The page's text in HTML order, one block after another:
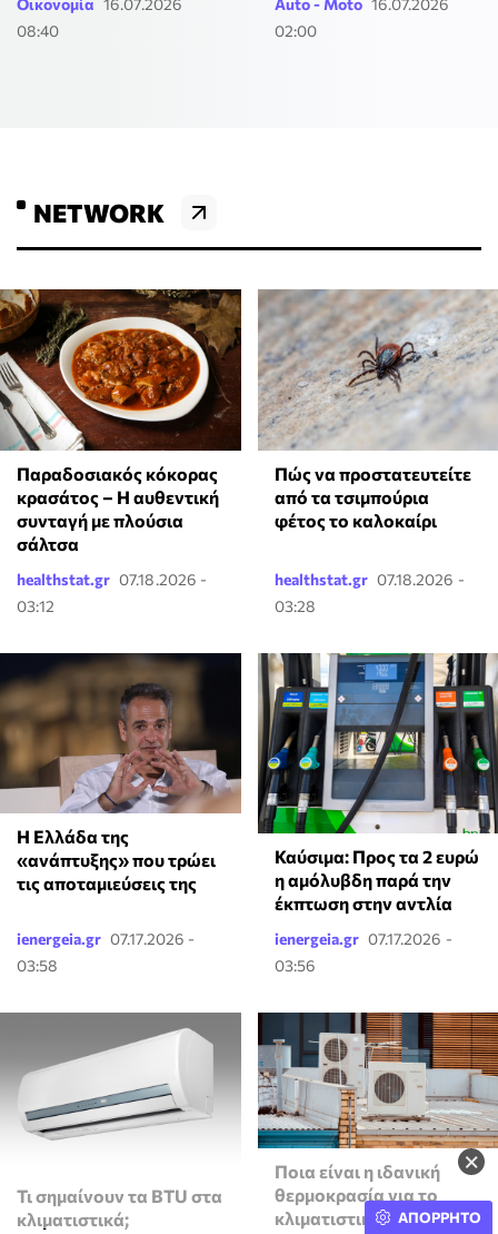
×
Οικονομία 16.07.2026
08:40
Auto - Moto 16.07.2026
02:00
NETWORK
Παραδοσιακός κόκορας
κρασάτος – Η αυθεντική
συνταγή με πλούσια
σάλτσα
healthstat.gr 07.18.2026 -
03:12
Πώς να προστατευτείτε
από τα τσιμπούρια
φέτος το καλοκαίρι
healthstat.gr 07.18.2026 -
03:28
Η Ελλάδα της
«ανάπτυξης» που τρώει
τις αποταμιεύσεις της
ienergeia.gr 07.17.2026 -
03:58
Καύσιμα: Προς τα 2 ευρώ
η αμόλυβδη παρά την
έκπτωση στην αντλία
ienergeia.gr 07.17.2026 -
03:56
Τι σημαίνουν τα BTU στα
κλιματιστικά;
Ποια είναι η ιδανική
θερμοκρασία για το
κλιματιστικό; Οι ειδικοί
ΑΠΟΡΡΗΤΟ